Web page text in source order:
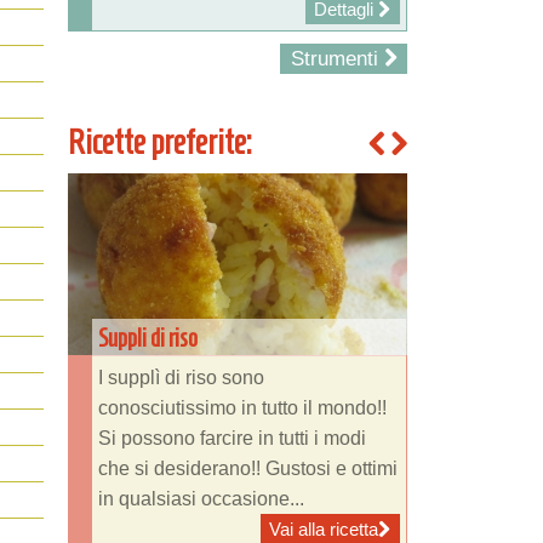
Dettagli
Strumenti
Ricette preferite:
Suppli di riso
I supplì di riso sono
conosciutissimo in tutto il mondo!!
Si possono farcire in tutti i modi
che si desiderano!! Gustosi e ottimi
in qualsiasi occasione...
Vai alla ricetta